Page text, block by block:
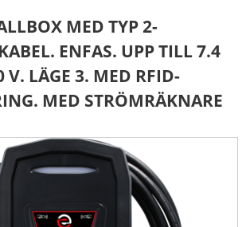
MED TYP 2-
ENFAS. UPP TILL 7.4
V. LÄGE 3. MED RFID-
MED STRÖMRÄKNARE